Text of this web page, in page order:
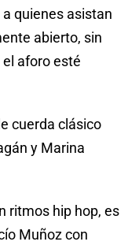
quienes asistan
abierto, sin
aforo esté
cuerda clásico
y Marina
ritmos hip hop, es
Muñoz con